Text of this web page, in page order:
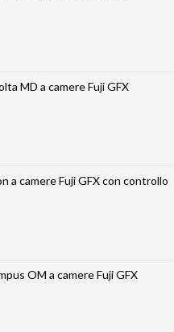
MD a camere Fuji GFX
camere Fuji GFX con controllo
OM a camere Fuji GFX